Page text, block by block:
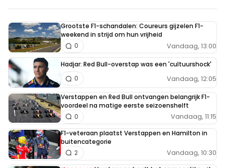
Grootste F1-schandalen: Coureurs gijzelen F1-
weekend in strijd om hun vrijheid
Vandaag, 13:00
0
Hadjar: Red Bull-overstap was een 'cultuurshock'
Vandaag, 12:05
0
Verstappen en Red Bull ontvangen belangrijk F1-
voordeel na matige eerste seizoenshelft
Vandaag, 11:15
0
F1-veteraan plaatst Verstappen en Hamilton in
buitencategorie
Vandaag, 10:30
2